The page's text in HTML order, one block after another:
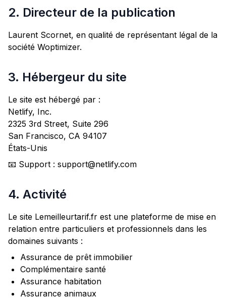
2. Directeur de la publication
Laurent Scornet, en qualité de représentant légal de la
société Woptimizer.
3. Hébergeur du site
Le site est hébergé par :
Netlify, Inc.
2325 3rd Street, Suite 296
San Francisco, CA 94107
États-Unis
📧 Support : support@netlify.com
4. Activité
Le site Lemeilleurtarif.fr est une plateforme de mise en
relation entre particuliers et professionnels dans les
domaines suivants :
Assurance de prêt immobilier
Complémentaire santé
Assurance habitation
Assurance animaux